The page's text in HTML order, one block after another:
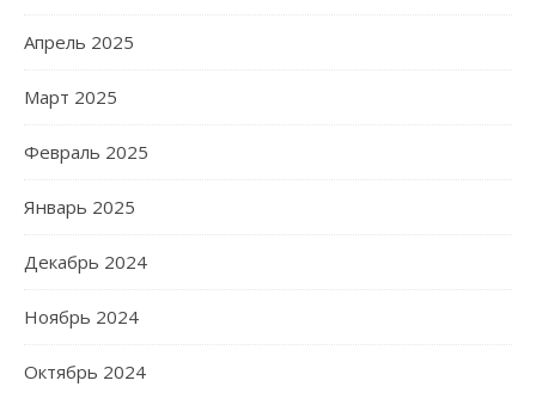
Апрель 2025
Март 2025
Февраль 2025
Январь 2025
Декабрь 2024
Ноябрь 2024
Октябрь 2024